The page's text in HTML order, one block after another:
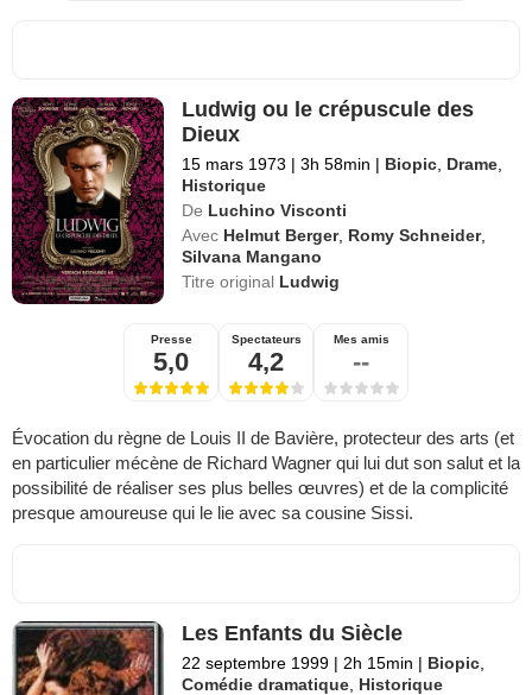
Ludwig ou le crépuscule des
Dieux
15 mars 1973 | 3h 58min | Biopic Drame
Historique
De Luchino Visconti
Avec Helmut Berger, Romy Schneider,
Silvana Mangano
Titre original Ludwig
Presse
5,0
Spectateurs
4,2
Mes amis
--
Évocation du règne de Louis II de Bavière, protecteur des arts (et
en particulier mécène de Richard Wagner qui lui dut son salut et la
possibilité de réaliser ses plus belles œuvres) et de la complicité
presque amoureuse qui le lie avec sa cousine Sissi.
Les Enfants du Siècle
22 septembre 1999 | 2h 15min | Biopic
Comédie dramatique Historique